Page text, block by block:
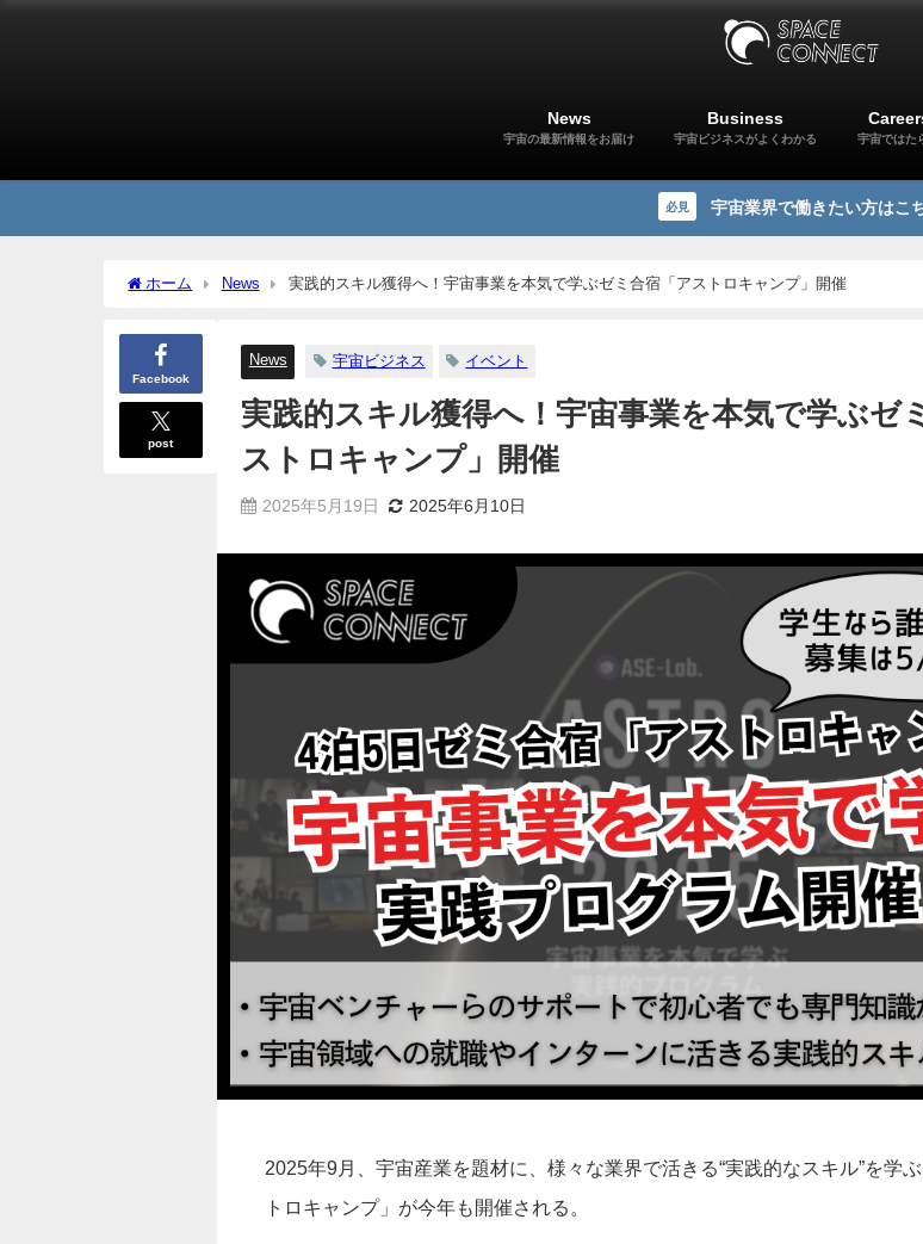
News
宇宙の最新情報をお届け
Business
宇宙ビジネスがよくわかる 宇宙ではた
必見 宇宙業界で働きたい方はこ
ホーム News 実践的スキル獲得へ！宇宙事業を本気で学ぶゼミ合宿「アストロキャンプ」開催
Facebook
post
News 宇宙ビジネス イベント
実践的スキル獲得へ！宇宙事業を本気で学ぶゼ
ストロキャンプ」開催
2025年5月19日 2025年6月10日
2025年9月、宇宙産業を題材に、様々な業界で活きる“実践的なスキル”を学
トロキャンプ」が今年も開催される。